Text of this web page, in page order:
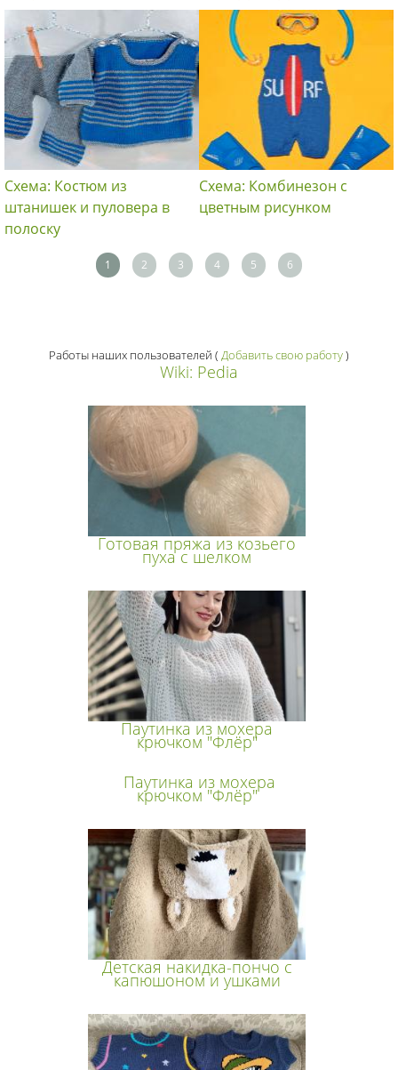
Схема: Костюм из
штанишек и пуловера в
полоску
Схема: Комбинезон с
цветным рисунком
1 2 3 4 5 6
Работы наших пользователей ( Добавить свою работу)
Wiki: Pedia
Готовая пряжа из козьего
пуха с шелком
Паутинка из мохера
крючком "Флёр"
Паутинка из мохера
крючком "Флёр"
Детская накидка-пончо с
капюшоном и ушками